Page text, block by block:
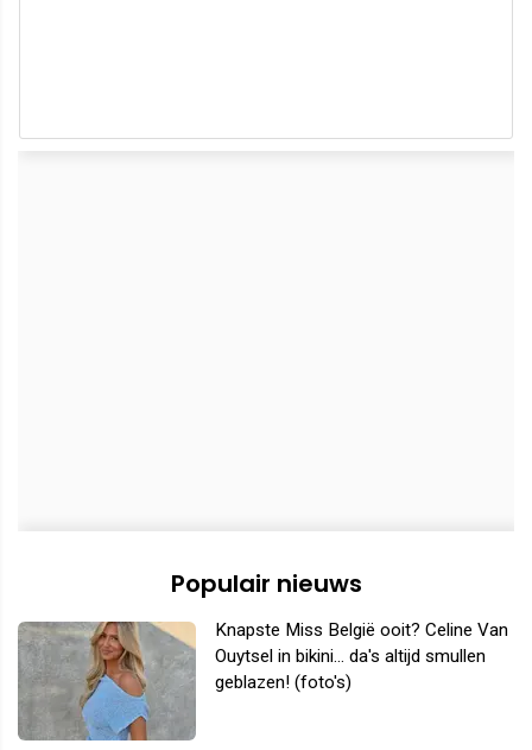
Populair nieuws
Knapste Miss België ooit? Celine Van
Ouytsel in bikini... da's altijd smullen
geblazen! (foto's)